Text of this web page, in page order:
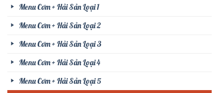
Menu Cơm + Hải Sản Loại 1
Menu Cơm + Hải Sản Loại 2
Menu Cơm + Hải Sản Loại 3
Menu Cơm + Hải Sản Loại 4
Menu Cơm + Hải Sản Loại 5